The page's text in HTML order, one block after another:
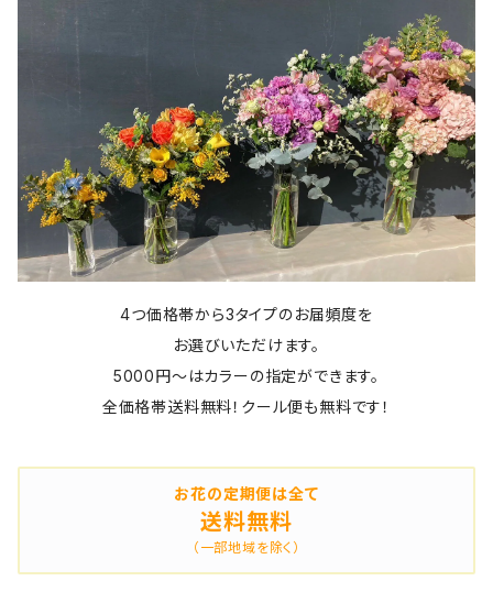
4つ価格帯から3タイプのお届頻度を
お選びいただけます。
5000円～はカラーの指定ができます。
全価格帯送料無料！クール便も無料です！
お花の定期便は全て
送料無料
（一部地域を除く）